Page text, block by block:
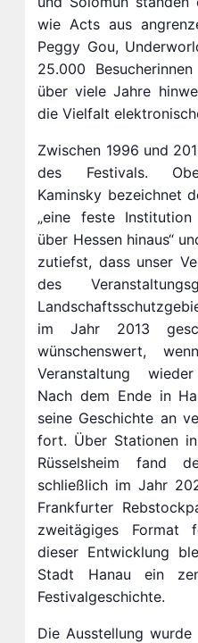
wie Acts aus
Peggy Gou,
25.000
über viele Jahre
die Vielfalt
Zwischen 1996 und
des Festivals.
Kaminsky bezeichnet
„eine feste
über Hessen hinaus“
zutiefst, dass unser
des
im Jahr 2013
wünschenswert,
Veranstaltung
Nach dem Ende in
seine Geschichte an
fort. Über Stationen
Rüsselsheim fand
schließlich im Jahr
Frankfurter
zweitägiges Format
dieser Entwicklung
Stadt Hanau ein
Festivalgeschichte.
Die Ausstellung